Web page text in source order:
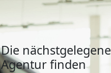
Die nächstgelegene
Agentur finden